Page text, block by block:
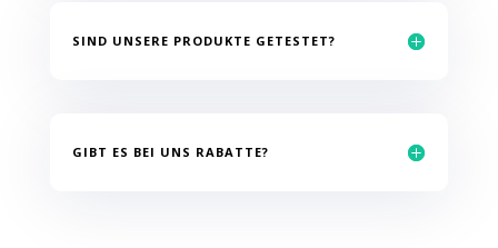
SIND UNSERE PRODUKTE GETESTET?
GIBT ES BEI UNS RABATTE?